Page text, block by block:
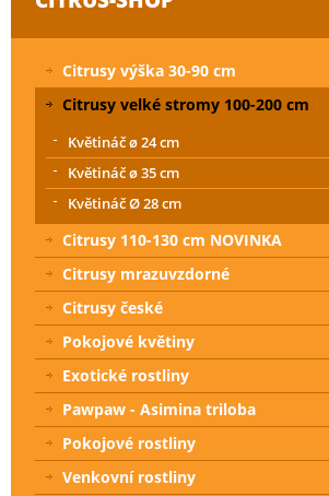
Citrusy výška 30-90 cm
Citrusy velké stromy 100-200 cm
Květináč ø 24 cm
Květináč ø 35 cm
Květináč Ø 28 cm
Citrusy 110-130 cm NOVINKA
Citrusy mrazuvzdorné
Citrusy české
Pokojové květiny
Exotické rostliny
Pawpaw - Asimina triloba
Pokojové rostliny
Venkovní rostliny